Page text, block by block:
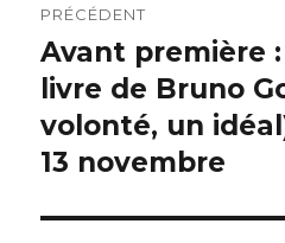
de
l’article
PRÉCÉDENT
Publication
précédente :
Avant première
livre de Bruno
volonté, un
13 novembre